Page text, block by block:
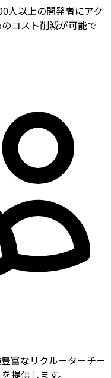
人以上の開発者にアク
コスト削減が可能で
富なリクルーターチー
提供します。